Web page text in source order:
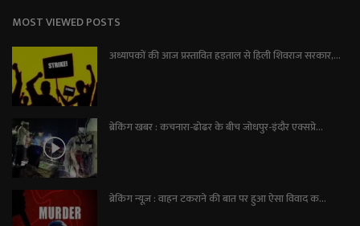
MOST VIEWED POSTS
अध्यापकों की आज प्रस्तावित हड़ताल से हिली शिवराज सरकार,...
ब्रेकिंग खबर : कचनारा-ढोढर के बीच जोधपुर-इंदौर एक्सप्रे...
ब्रेकिंग न्यूज़ : वाहन टकराने की बात पर हुआ ऐसा विवाद क...